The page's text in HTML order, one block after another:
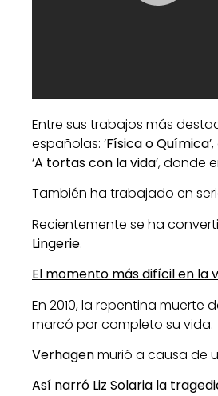
Entre sus trabajos más
españolas: ‘Física o Química
‘A tortas con la vida’, donde
También ha trabajado en
Recientemente se ha
Lingerie.
El momento más difícil en la
En 2010, la repentina muerte
marcó por completo su vida.
Verhagenmurió a causa de
Así narró Liz Solaria la